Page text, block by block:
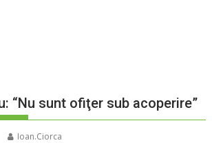
“Nu sunt ofiţer sub acoperire”
Ioan.Ciorca